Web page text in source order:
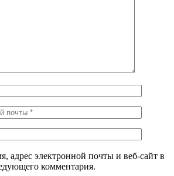
адрес электронной почты и веб-сайт в
комментария.